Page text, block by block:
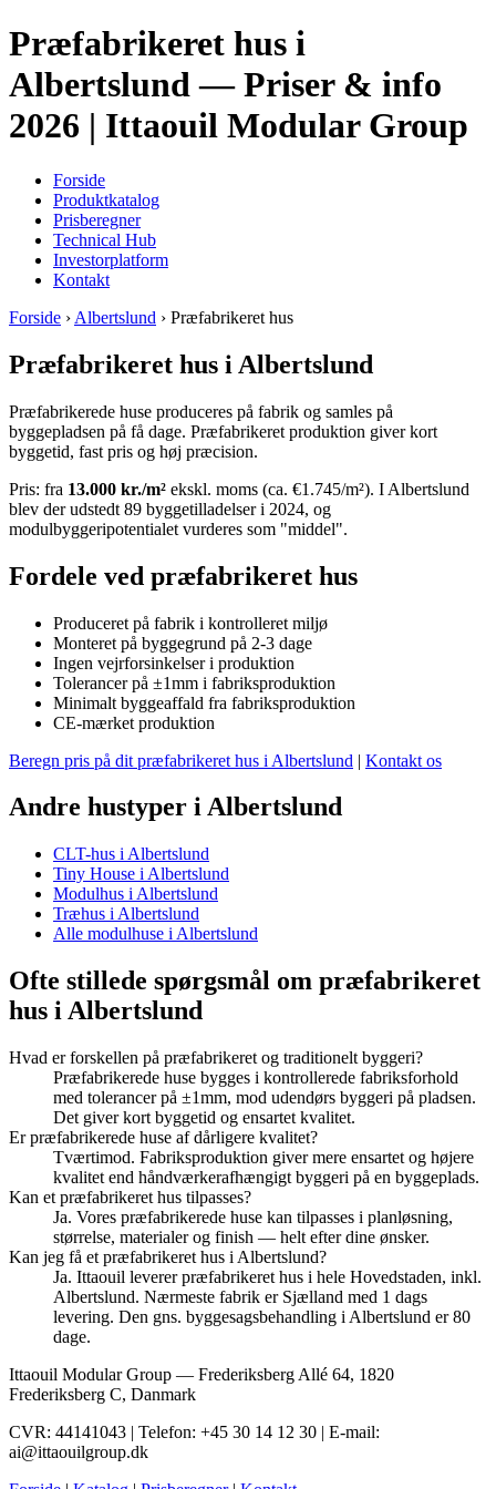
Præfabrikeret hus i
Albertslund — Priser & info
2026 | Ittaouil Modular Group
Forside
Produktkatalog
Prisberegner
Technical Hub
Investorplatform
Kontakt
Forside › Albertslund › Præfabrikeret hus
Præfabrikeret hus i Albertslund
Præfabrikerede huse produceres på fabrik og samles på
byggepladsen på få dage. Præfabrikeret produktion giver kort
byggetid, fast pris og høj præcision.
Pris: fra 13.000 kr./m² ekskl. moms (ca. €1.745/m²). I Albertslund
blev der udstedt 89 byggetilladelser i 2024, og
modulbyggeripotentialet vurderes som "middel".
Fordele ved præfabrikeret hus
Produceret på fabrik i kontrolleret miljø
Monteret på byggegrund på 2-3 dage
Ingen vejrforsinkelser i produktion
Tolerancer på ±1mm i fabriksproduktion
Minimalt byggeaffald fra fabriksproduktion
CE-mærket produktion
Beregn pris på dit præfabrikeret hus i Albertslund | Kontakt os
Andre hustyper i Albertslund
CLT-hus i Albertslund
Tiny House i Albertslund
Modulhus i Albertslund
Træhus i Albertslund
Alle modulhuse i Albertslund
Ofte stillede spørgsmål om præfabrikeret
hus i Albertslund
Hvad er forskellen på præfabrikeret og traditionelt byggeri?
Præfabrikerede huse bygges i kontrollerede fabriksforhold
med tolerancer på ±1mm, mod udendørs byggeri på pladsen.
Det giver kort byggetid og ensartet kvalitet.
Er præfabrikerede huse af dårligere kvalitet?
Tværtimod. Fabriksproduktion giver mere ensartet og højere
kvalitet end håndværkerafhængigt byggeri på en byggeplads.
Kan et præfabrikeret hus tilpasses?
Ja. Vores præfabrikerede huse kan tilpasses i planløsning,
størrelse, materialer og finish — helt efter dine ønsker.
Kan jeg få et præfabrikeret hus i Albertslund?
Ja. Ittaouil leverer præfabrikeret hus i hele Hovedstaden, inkl.
Albertslund. Nærmeste fabrik er Sjælland med 1 dags
levering. Den gns. byggesagsbehandling i Albertslund er 80
dage.
Ittaouil Modular Group — Frederiksberg Allé 64, 1820
Frederiksberg C, Danmark
CVR: 44141043 | Telefon: +45 30 14 12 30 | E-mail:
ai@ittaouilgroup.dk